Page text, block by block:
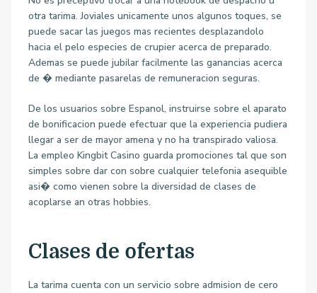
otra tarima. Joviales unicamente unos algunos toques, se
puede sacar las juegos mas recientes desplazandolo
hacia el pelo especies de crupier acerca de preparado.
Ademas se puede jubilar facilmente las ganancias acerca
de � mediante pasarelas de remuneracion seguras.
De los usuarios sobre Espanol, instruirse sobre el aparato
de bonificacion puede efectuar que la experiencia pudiera
llegar a ser de mayor amena y no ha transpirado valiosa.
La empleo Kingbit Casino guarda promociones tal que son
simples sobre dar con sobre cualquier telefonia asequible
asi� como vienen sobre la diversidad de clases de
acoplarse an otras hobbies.
Clases de ofertas
La tarima cuenta con un servicio sobre admision de cero